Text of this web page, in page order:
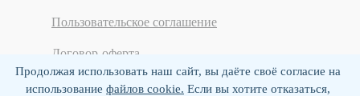
Пользовательское соглашение
Договор-оферта
Продолжая использовать наш сайт, вы даёте своё согласие на
использование файлов cookie. Если вы хотите отказаться,